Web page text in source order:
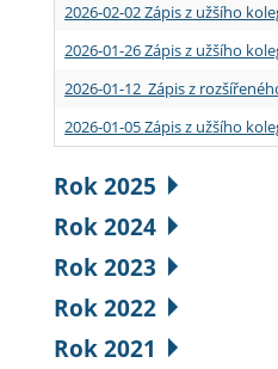
2026-02-02 Zápis z užšího
2026-01-26 Zápis z užšího
2026-01-12 Zápis z
2026-01-05 Zápis z užšího
Rok 2025
Rok 2024
Rok 2023
Rok 2022
Rok 2021